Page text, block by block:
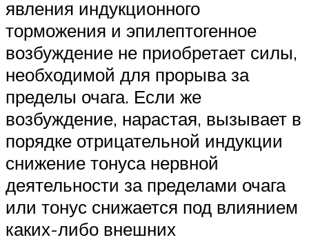
явления индукционного
торможения и эпилептогенное
возбуждение не приобретает силы,
необходимой для прорыва за
пределы очага. Если же
возбуждение, нарастая, вызывает в
порядке отрицательной индукции
снижение тонуса нервной
деятельности за пределами очага
или тонус снижается под влиянием
каких-либо внешних